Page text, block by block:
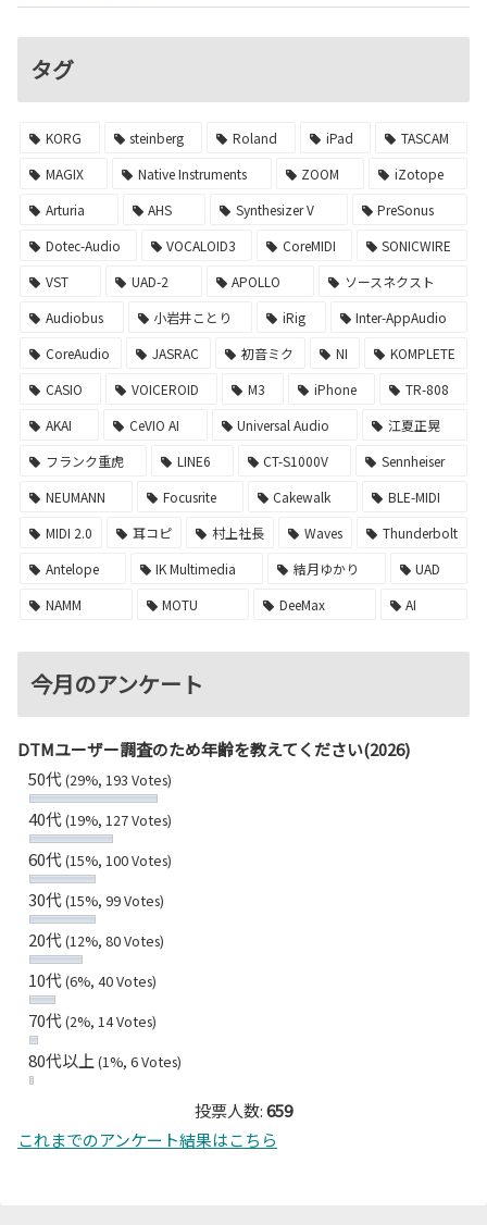
タグ
KORG steinberg Roland iPad
TASCAM
MAGIX
Native Instruments ZOOM
iZotope
Arturia
AHS Synthesizer V
PreSonus
Dotec-Audio
VOCALOID3 CoreMIDI
SONICWIRE
VST
UAD-2 APOLLO
ソースネクスト
Audiobus
小岩井ことり iRig
Inter-AppAudio
CoreAudio
JASRAC 初音ミク NI
KOMPLETE
CASIO
VOICEROID M3 iPhone
TR-808
AKAI
CeVIO AI Universal Audio
江夏正晃
フランク重虎
LINE6 CT-S1000V
Sennheiser
NEUMANN
Focusrite Cakewalk
BLE-MIDI
MIDI 2.0
耳コピ 村上社長 Waves
Thunderbolt
Antelope
IK Multimedia 結月ゆかり
UAD
NAMM
MOTU DeeMax AI
今月のアンケート
DTMユーザー調査のため年齢を教えてください(2026)
50代(29%, 193 Votes)
40代(19%, 127 Votes)
60代(15%, 100 Votes)
30代(15%, 99 Votes)
20代(12%, 80 Votes)
10代(6%, 40 Votes)
70代(2%, 14 Votes)
80代以上 (1%, 6 Votes)
投票人数:659
これまでのアンケート結果はこちら